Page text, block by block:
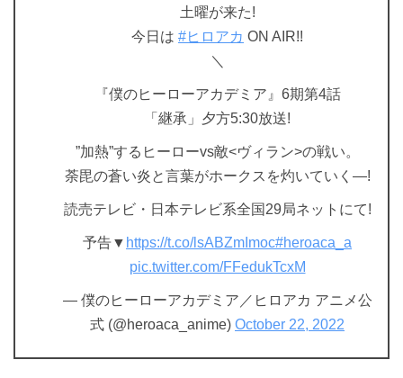
土曜が来た!
今日は #ヒロアカ ON AIR!!
＼
『僕のヒーローアカデミア』6期第4話
「継承」夕方5:30放送!
”加熱”するヒーローvs敵<ヴィラン>の戦い。
荼毘の蒼い炎と言葉がホークスを灼いていく―!
読売テレビ・日本テレビ系全国29局ネットにて!
予告▼ https://t.co/lsABZmImoc#heroaca_a
pic.twitter.com/FFedukTcxM
— 僕のヒーローアカデミア／ヒロアカ アニメ公
式 (@heroaca_anime) October 22, 2022